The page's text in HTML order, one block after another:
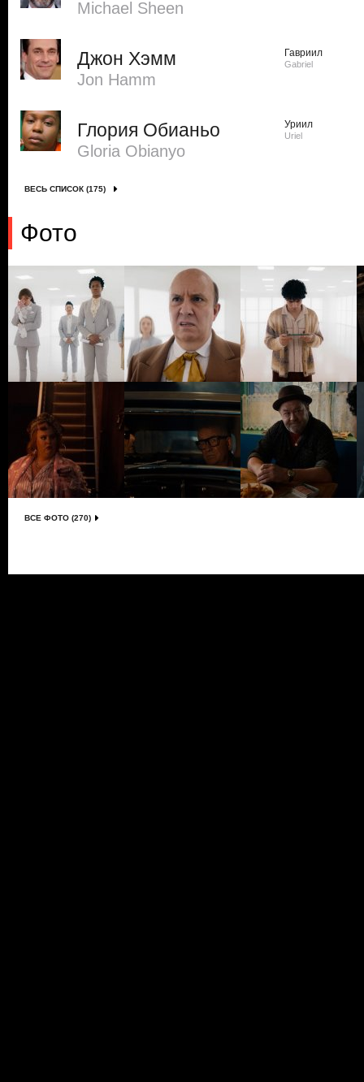
Michael Sheen
Джон Хэмм
Jon Hamm
Гавриил
Gabriel
Глория Обианьо
Gloria Obianyo
Уриил
Uriel
ВЕСЬ СПИСОК (175)
Фото
ВСЕ ФОТО (270)